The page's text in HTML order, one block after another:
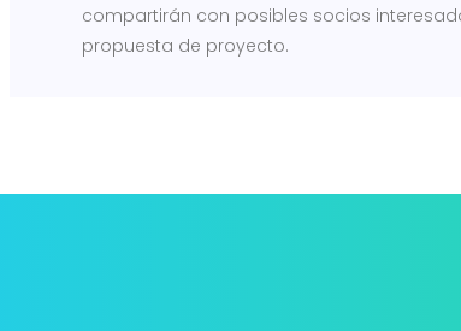
compartirán con posibles socios
propuesta de proyecto.